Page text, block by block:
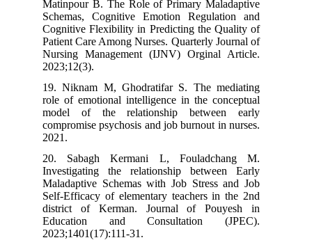
Matinpour B. The Role of Primary Maladaptive
Schemas, Cognitive Emotion Regulation and
Cognitive Flexibility in Predicting the Quality of
Patient Care Among Nurses. Quarterly Journal of
Nursing Management (IJNV) Orginal Article.
2023;12(3).
19. Niknam M, Ghodratifar S. The mediating
role of emotional intelligence in the conceptual
model of the relationship between early
compromise psychosis and job burnout in nurses.
20. Sabagh Kermani L, Fouladchang M.
Investigating the relationship between Early
Maladaptive Schemas with Job Stress and Job
Self-Efficacy of elementary teachers in the 2nd
district of Kerman. Journal of Pouyesh in
Education and Consultation (JPEC).
2023;1401(17):111-31.